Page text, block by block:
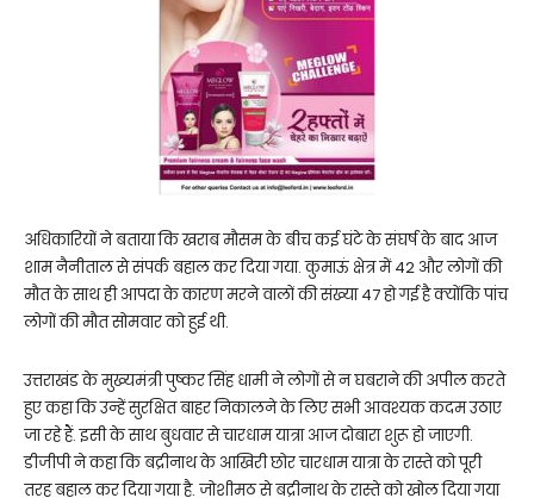
अधिकारियों ने बताया कि खराब मौसम के बीच कई घंटे के संघर्ष के बाद आज
शाम नैनीताल से संपर्क बहाल कर दिया गया. कुमाऊं क्षेत्र में 42 और लोगों की
मौत के साथ ही आपदा के कारण मरने वालों की संख्या 47 हो गई है क्योंकि पांच
लोगों की मौत सोमवार को हुई थी.
उत्तराखंड के मुख्यमंत्री पुष्कर सिंह धामी ने लोगों से न घबराने की अपील करते
हुए कहा कि उन्हें सुरक्षित बाहर निकालने के लिए सभी आवश्यक कदम उठाए
जा रहे हैं. इसी के साथ बुधवार से चारधाम यात्रा आज दोबारा शुरू हो जाएगी.
डीजीपी ने कहा कि बद्रीनाथ के आखिरी छोर चारधाम यात्रा के रास्ते को पूरी
तरह बहाल कर दिया गया है. जोशीमठ से बद्रीनाथ के रास्ते को खोल दिया गया